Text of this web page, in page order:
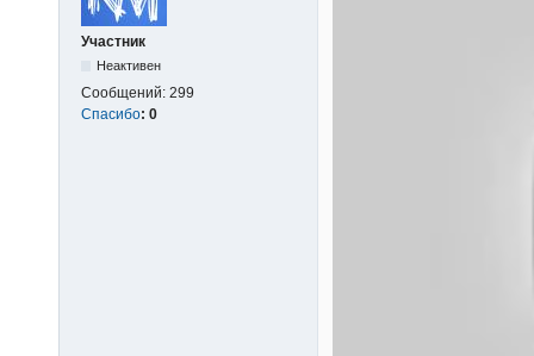
Участник
Неактивен
Сообщений: 299
Спасибо: 0